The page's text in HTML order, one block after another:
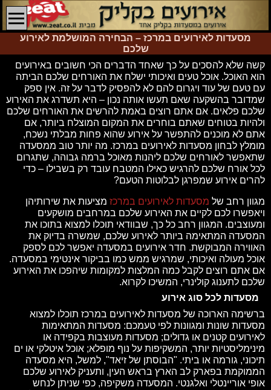
מסעדות לאירועים במרכז – הבחירה המושלמת לאירוע
שלכם
קשה שלא להסכים על כך שאחד הדברים הכי חשובים באירועים
הוא האוכל. אוכל טעים ואיכותי ישלח את האורחים שלכם הביתה
עם טעם של עוד ויגרום להם לא להפסיק לדבר על זה. אין ספק
שמדובר בהשקעה שאם תעשו אותה נכון – היא תשדרג את האירוע
שלכם פלאים. אם אתם רוצים באמת להרשים את האורחים שלכם
ולהיות בטוחים שאתם בוחרים את המקום המוצלח ביותר, אם
אתם לא מוכנים להתפשר על אירוע שהוא פחות מבלתי נשכח,
מומלץ לבחון מסעדות לאירועים במרכז. מה יותר טוב ממסעדה
שתאפשר לאורחים שלכם ליהנות מאוכל ברמה גבוהה, שתגרום
לכל אורח שלכם להרגיש כאילו המטבח עובד רק בשבילו – כדי
להרים אירוע שמפרגן לבלוטות הטעם?
מגוון רחב של מסעדות לאירועים במרכז מציעות את שירותיהן
ויאפשרו לכם לקיים את האירוע שלכם במרחבים מושקעים
ומעוצבים. המגוון רחב כל כך, שבוודאי תוכלו למצוא בתוכו את
המסעדה המתאימה ביותר לאירוע שלכם, שמשרה בדיוק את
האווירה המבוקשת. חדר אירועים במסעדה יאפשר לכם לספק
אוכל מעולה ואיכותי, שמרגיש ממש כמו בביקור אינטימי במסעדה.
אם אתם רוצים לקבל כמה המלצות למקומות שיהפכו את האירוע
שלכם לתענוג קולינרי, המשיכו לקרוא.
מסעדות לכל סוג אירוע
ברשימה הארוכה של מסעדות לאירועים במרכז תוכלו למצוא
מסעדות שונות ומגוונות לפי טעמכם: מסעדות המתאימות
לאירועים קטנים או גדולים; מסעדות מעוצבות בקפידה או
מינימליסטיות יותר, המשקיפות על נוף מופלא; אוכל איטלקי או ים
תיכוני, גורמה או ביתי. "הבוסתן של זיאד", למשל, היא מסעדה
הממוקמת בפארק לב הארץ בראש העין, ותעניק לאירוע שלכם
אופי אוריינטלי ואלגנטי. המסעדה משקיפה, כפי שניתן לנחש